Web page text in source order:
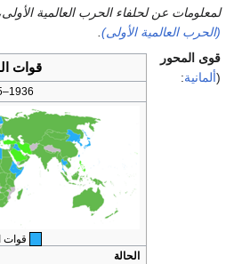
لمعلومات عن لحلفاء الحرب العالمية
(الحرب العالمية الأولى)
قوات
1936–1945
قوات
الحالة
قوى المحور
(ألمانية: